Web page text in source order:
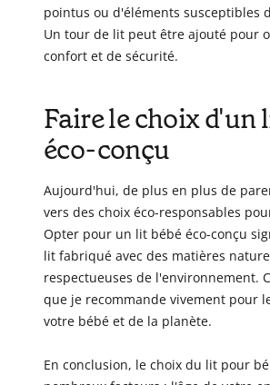
pointus ou d'éléments susceptibles
Un tour de lit peut être ajouté pour
confort et de sécurité.
Faire le choix d'un
éco-conçu
Aujourd'hui, de plus en plus de
vers des choix éco-responsables
Opter pour un lit bébé éco-conçu
lit fabriqué avec des matières
respectueuses de l'environnement.
que je recommande vivement pour
votre bébé et de la planète.
En conclusion, le choix du lit pour